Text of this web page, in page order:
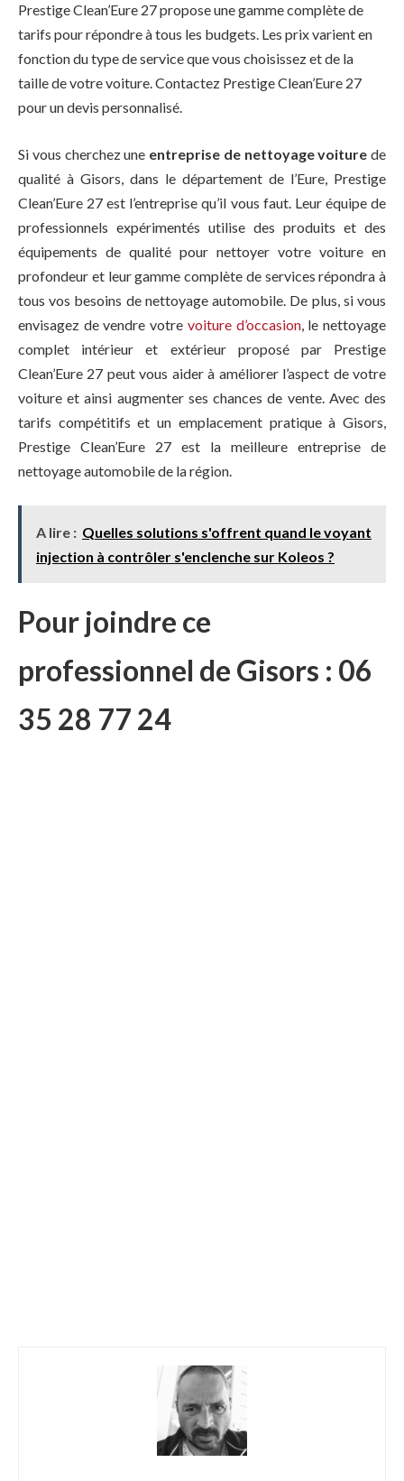
Prestige Clean’Eure 27 propose une gamme complète de
tarifs pour répondre à tous les budgets. Les prix varient en
fonction du type de service que vous choisissez et de la
taille de votre voiture. Contactez Prestige Clean’Eure 27
pour un devis personnalisé.
Si vous cherchez une entreprise de nettoyage voiture de
qualité à Gisors, dans le département de l’Eure, Prestige
Clean’Eure 27 est l’entreprise qu’il vous faut. Leur équipe de
professionnels expérimentés utilise des produits et des
équipements de qualité pour nettoyer votre voiture en
profondeur et leur gamme complète de services répondra à
tous vos besoins de nettoyage automobile. De plus, si vous
envisagez de vendre votre voiture d’occasion, le nettoyage
complet intérieur et extérieur proposé par Prestige
Clean’Eure 27 peut vous aider à améliorer l’aspect de votre
voiture et ainsi augmenter ses chances de vente. Avec des
tarifs compétitifs et un emplacement pratique à Gisors,
Prestige Clean’Eure 27 est la meilleure entreprise de
nettoyage automobile de la région.
A lire : Quelles solutions s'offrent quand le voyant
injection à contrôler s'enclenche sur Koleos ?
Pour joindre ce
professionnel de Gisors : 06
35 28 77 24